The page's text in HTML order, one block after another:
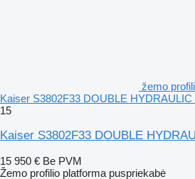
žemo
Kaiser S3802F33 DOUBLE
15
Kaiser S3802F33 DOUBLE
15 950 € Be PVM
Žemo profilio platforma puspriekabė